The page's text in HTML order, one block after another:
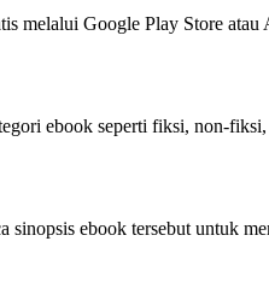
melalui Google Play Store atau
ebook seperti fiksi, non-
ebook tersebut untuk